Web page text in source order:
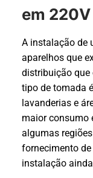
em 220V
A instalação de
aparelhos que
distribuição que
tipo de tomada
lavanderias e
maior consumo
algumas
fornecimento de
instalação